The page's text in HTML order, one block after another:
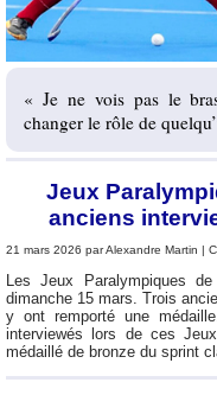
« Je ne vois pas le
changer le rôle de
Jeux
anciens
21 mars 2026 par Alexandre Martin |
Les Jeux Paralympiques
dimanche 15 mars. Trois
y ont remporté une
interviewés lors de ces
médaillé de bronze du sprint